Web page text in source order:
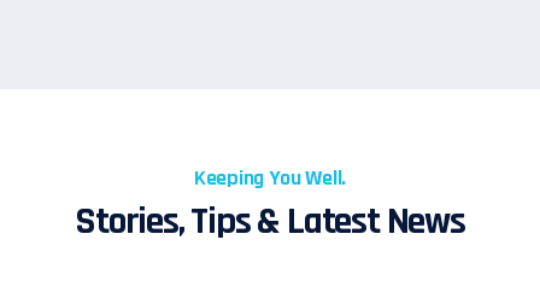
Keeping You Well.
Stories, Tips & Latest News